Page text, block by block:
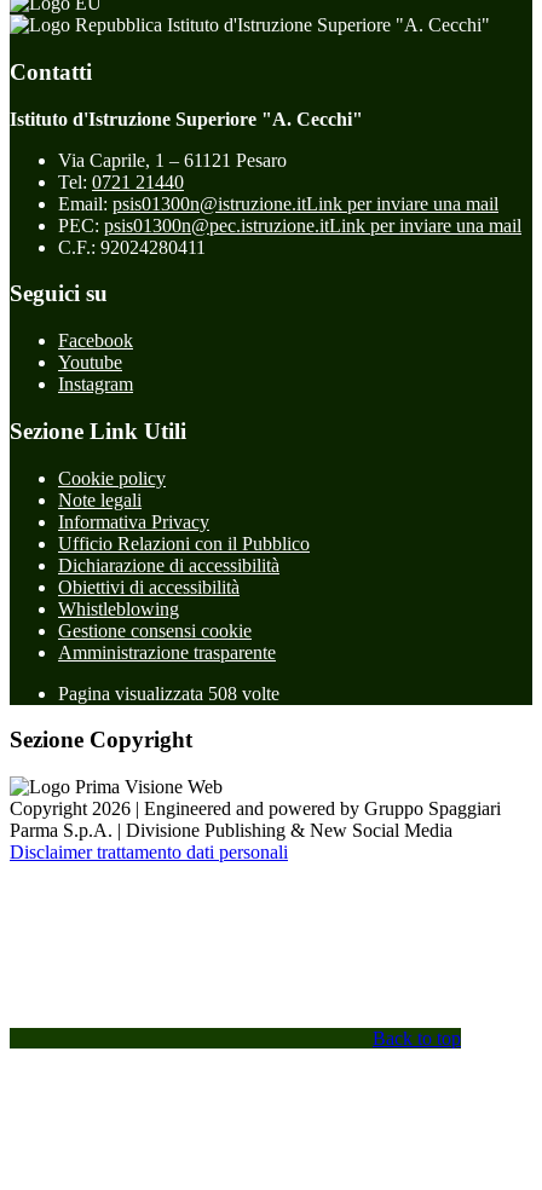
Istituto d'Istruzione Superiore "A. Cecchi"
Contatti
Istituto d'Istruzione Superiore "A. Cecchi"
Via Caprile, 1 – 61121 Pesaro
Tel: 0721 21440
Email: psis01300n@istruzione.itLink per inviare una mail
PEC: psis01300n@pec.istruzione.itLink per inviare una mail
C.F.: 92024280411
Seguici su
Facebook
Youtube
Instagram
Sezione Link Utili
Cookie policy
Note legali
Informativa Privacy
Ufficio Relazioni con il Pubblico
Dichiarazione di accessibilità
Obiettivi di accessibilità
Whistleblowing
Gestione consensi cookie
Amministrazione trasparente
Pagina visualizzata 508 volte
Sezione Copyright
Copyright 2026 | Engineered and powered by Gruppo Spaggiari
Parma S.p.A. | Divisione Publishing & New Social Media
Disclaimer trattamento dati personali
Back to top